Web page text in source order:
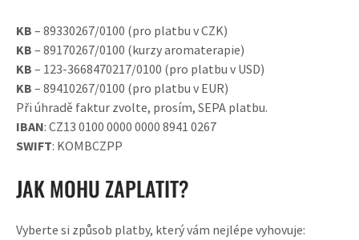
KB – 89330267/0100 (pro platbu v CZK)
KB – 89170267/0100 (kurzy aromaterapie)
KB – 123-3668470217/0100 (pro platbu v USD)
KB – 89410267/0100 (pro platbu v EUR)
Při úhradě faktur zvolte, prosím, SEPA platbu.
IBAN: CZ13 0100 0000 0000 8941 0267
SWIFT: KOMBCZPP
JAK MOHU ZAPLATIT?
Vyberte si způsob platby, který vám nejlépe vyhovuje: